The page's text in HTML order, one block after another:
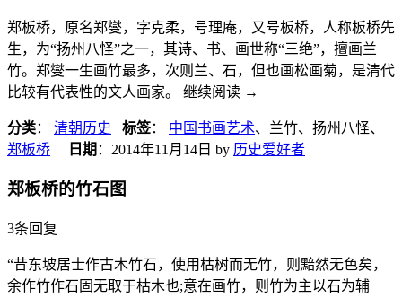
郑板桥，原名郑燮，字克柔，号理庵，又号板桥，人称板桥先
生，为“扬州八怪”之一，其诗、书、画世称“三绝”，擅画兰
竹。郑燮一生画竹最多，次则兰、石，但也画松画菊，是清代
比较有代表性的文人画家。 继续阅读 →
分类： 清朝历史 标签： 中国书画艺术、兰竹、扬州八怪、
郑板桥
日期 ： 2014年11月14日 by 历史爱好者
郑板桥的竹石图
3条回复
“昔东坡居士作古木竹石，使用枯树而无竹，则黯然无色矣，
余作竹作石固无取于枯木也;意在画竹，则竹为主以石为辅